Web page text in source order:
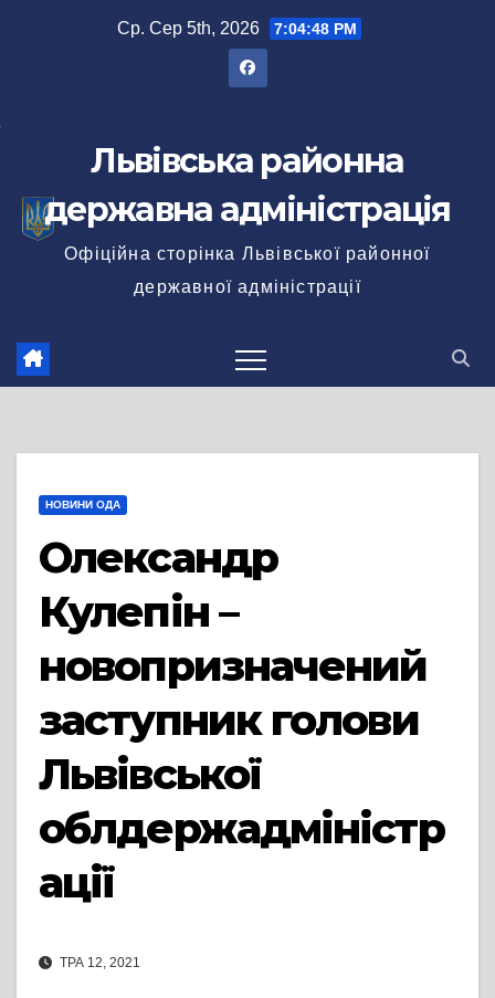
Ср. Сер 5th, 2026 7:04:48 PM
Львівська районна
державна адміністрація
Офіційна сторінка Львівської районної
державної адміністрації
НОВИНИ ОДА
Олександр
Кулепін –
новопризначений
заступник голови
Львівської
облдержадміністр
ації
ТРА 12, 2021